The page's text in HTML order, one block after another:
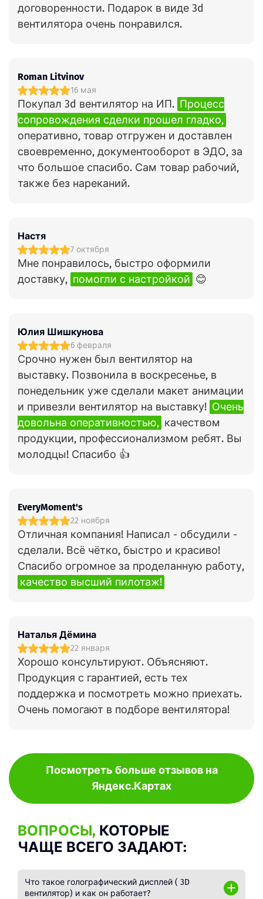
договоренности. Подарок в виде 3d
вентилятора очень понравился.
Roman Litvinov
16 мая
Покупал 3d вентилятор на ИП. Процесс
сопровождения сделки прошел гладко,
оперативно, товар отгружен и доставлен
своевременно, документооборот в ЭДО, за
что большое спасибо. Сам товар рабочий,
также без нареканий.
Настя
7 октября
Мне понравилось, быстро оформили
доставку, помогли с настройкой 😊
Юлия Шишкунова
6 февраля
Срочно нужен был вентилятор на
выставку. Позвонила в воскресенье, в
понедельник уже сделали макет анимации
и привезли вентилятор на выставку! Очень
довольна оперативностью, качеством
продукции, профессионализмом ребят. Вы
молодцы! Спасибо 👍
EveryMoment's
22 ноября
Отличная компания! Написал - обсудили -
сделали. Всё чётко, быстро и красиво!
Спасибо огромное за проделанную работу,
качество высший пилотаж!
Наталья Дёмина
22 января
Хорошо консультируют. Объясняют.
Продукция с гарантией, есть тех
поддержка и посмотреть можно приехать.
Очень помогают в подборе вентилятора!
Посмотреть больше отзывов на
Яндекс.Картах
ВОПРОСЫ, КОТОРЫЕ
ЧАЩЕ ВСЕГО ЗАДАЮТ:
Что такое голографический дисплей ( 3D
вентилятор) и как он работает?